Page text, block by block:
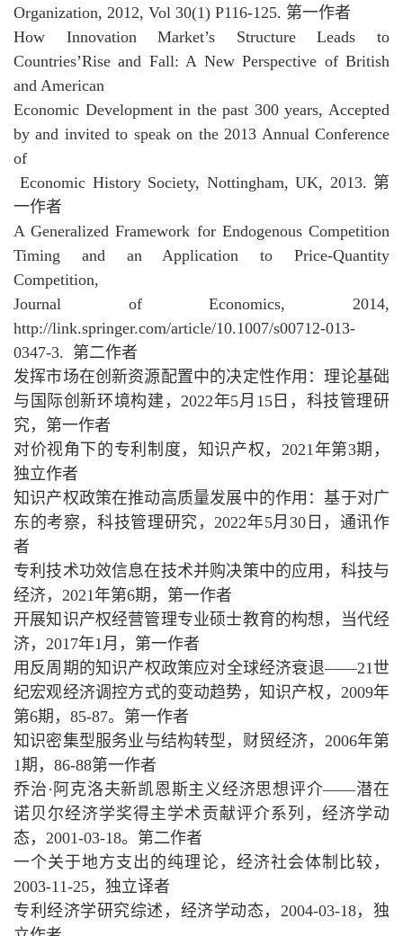
Organization, 2012, Vol 30(1) P116-125. 第一作者
How Innovation Market’s Structure Leads to
Countries’Rise and Fall: A New Perspective of British
and American
Economic Development in the past 300 years, Accepted
by and invited to speak on the 2013 Annual Conference
of
Economic History Society, Nottingham, UK, 2013. 第
一作者
A Generalized Framework for Endogenous Competition
Timing and an Application to Price-Quantity
Competition,
Journal of Economics, 2014,
http://link.springer.com/article/10.1007/s00712-013-
0347-3. 第二作者
发挥市场在创新资源配置中的决定性作用：理论基础
与国际创新环境构建，2022年5月15日，科技管理研
究，第一作者
对价视角下的专利制度，知识产权，2021年第3期，
独立作者
知识产权政策在推动高质量发展中的作用：基于对广
东的考察，科技管理研究，2022年5月30日，通讯作
者
专利技术功效信息在技术并购决策中的应用，科技与
经济，2021年第6期，第一作者
开展知识产权经营管理专业硕士教育的构想，当代经
济，2017年1月，第一作者
用反周期的知识产权政策应对全球经济衰退——21世
纪宏观经济调控方式的变动趋势，知识产权，2009年
第6期，85-87。第一作者
知识密集型服务业与结构转型，财贸经济，2006年第
1期，86-88第一作者
乔治·阿克洛夫新凯恩斯主义经济思想评介——潜在
诺贝尔经济学奖得主学术贡献评介系列，经济学动
态，2001-03-18。第二作者
一个关于地方支出的纯理论，经济社会体制比较，
2003-11-25，独立译者
专利经济学研究综述，经济学动态，2004-03-18，独